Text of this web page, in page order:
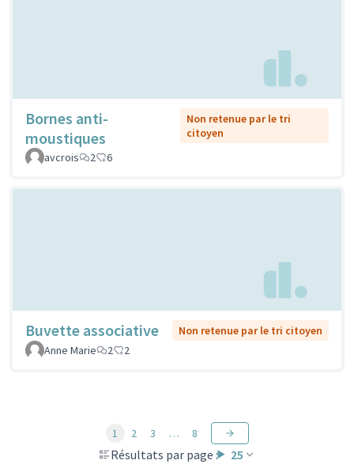
Bornes anti-
moustiques
Non retenue par le tri
citoyen
avcrois
2 6
Buvette associative
Non retenue par le tri citoyen
Anne Marie
2 2
Résultats par page : 25
1 2 3 … 8